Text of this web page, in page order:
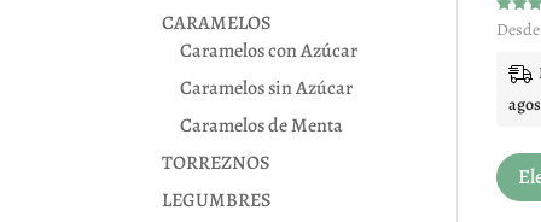
CARAMELOS
Caramelos con Azúcar
Caramelos sin Azúcar
Caramelos de Menta
TORREZNOS
LEGUMBRES
con
de 5